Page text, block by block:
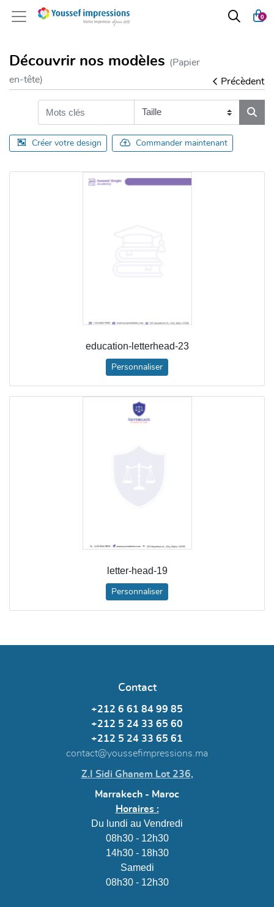
0
Découvrir nos modèles (Papier
en-tête)
Précèdent
Créer votre design Commander maintenant
education-letterhead-23
Personnaliser
letter-head-19
Personnaliser
Contact
+212 6 61 84 99 85
+212 5 24 33 65 60
+212 5 24 33 65 61
contact@youssefimpressions.ma
Z.I Sidi Ghanem Lot 236,
Marrakech - Maroc
Horaires :
Du lundi au Vendredi
08h30 - 12h30
14h30 - 18h30
Samedi
08h30 - 12h30